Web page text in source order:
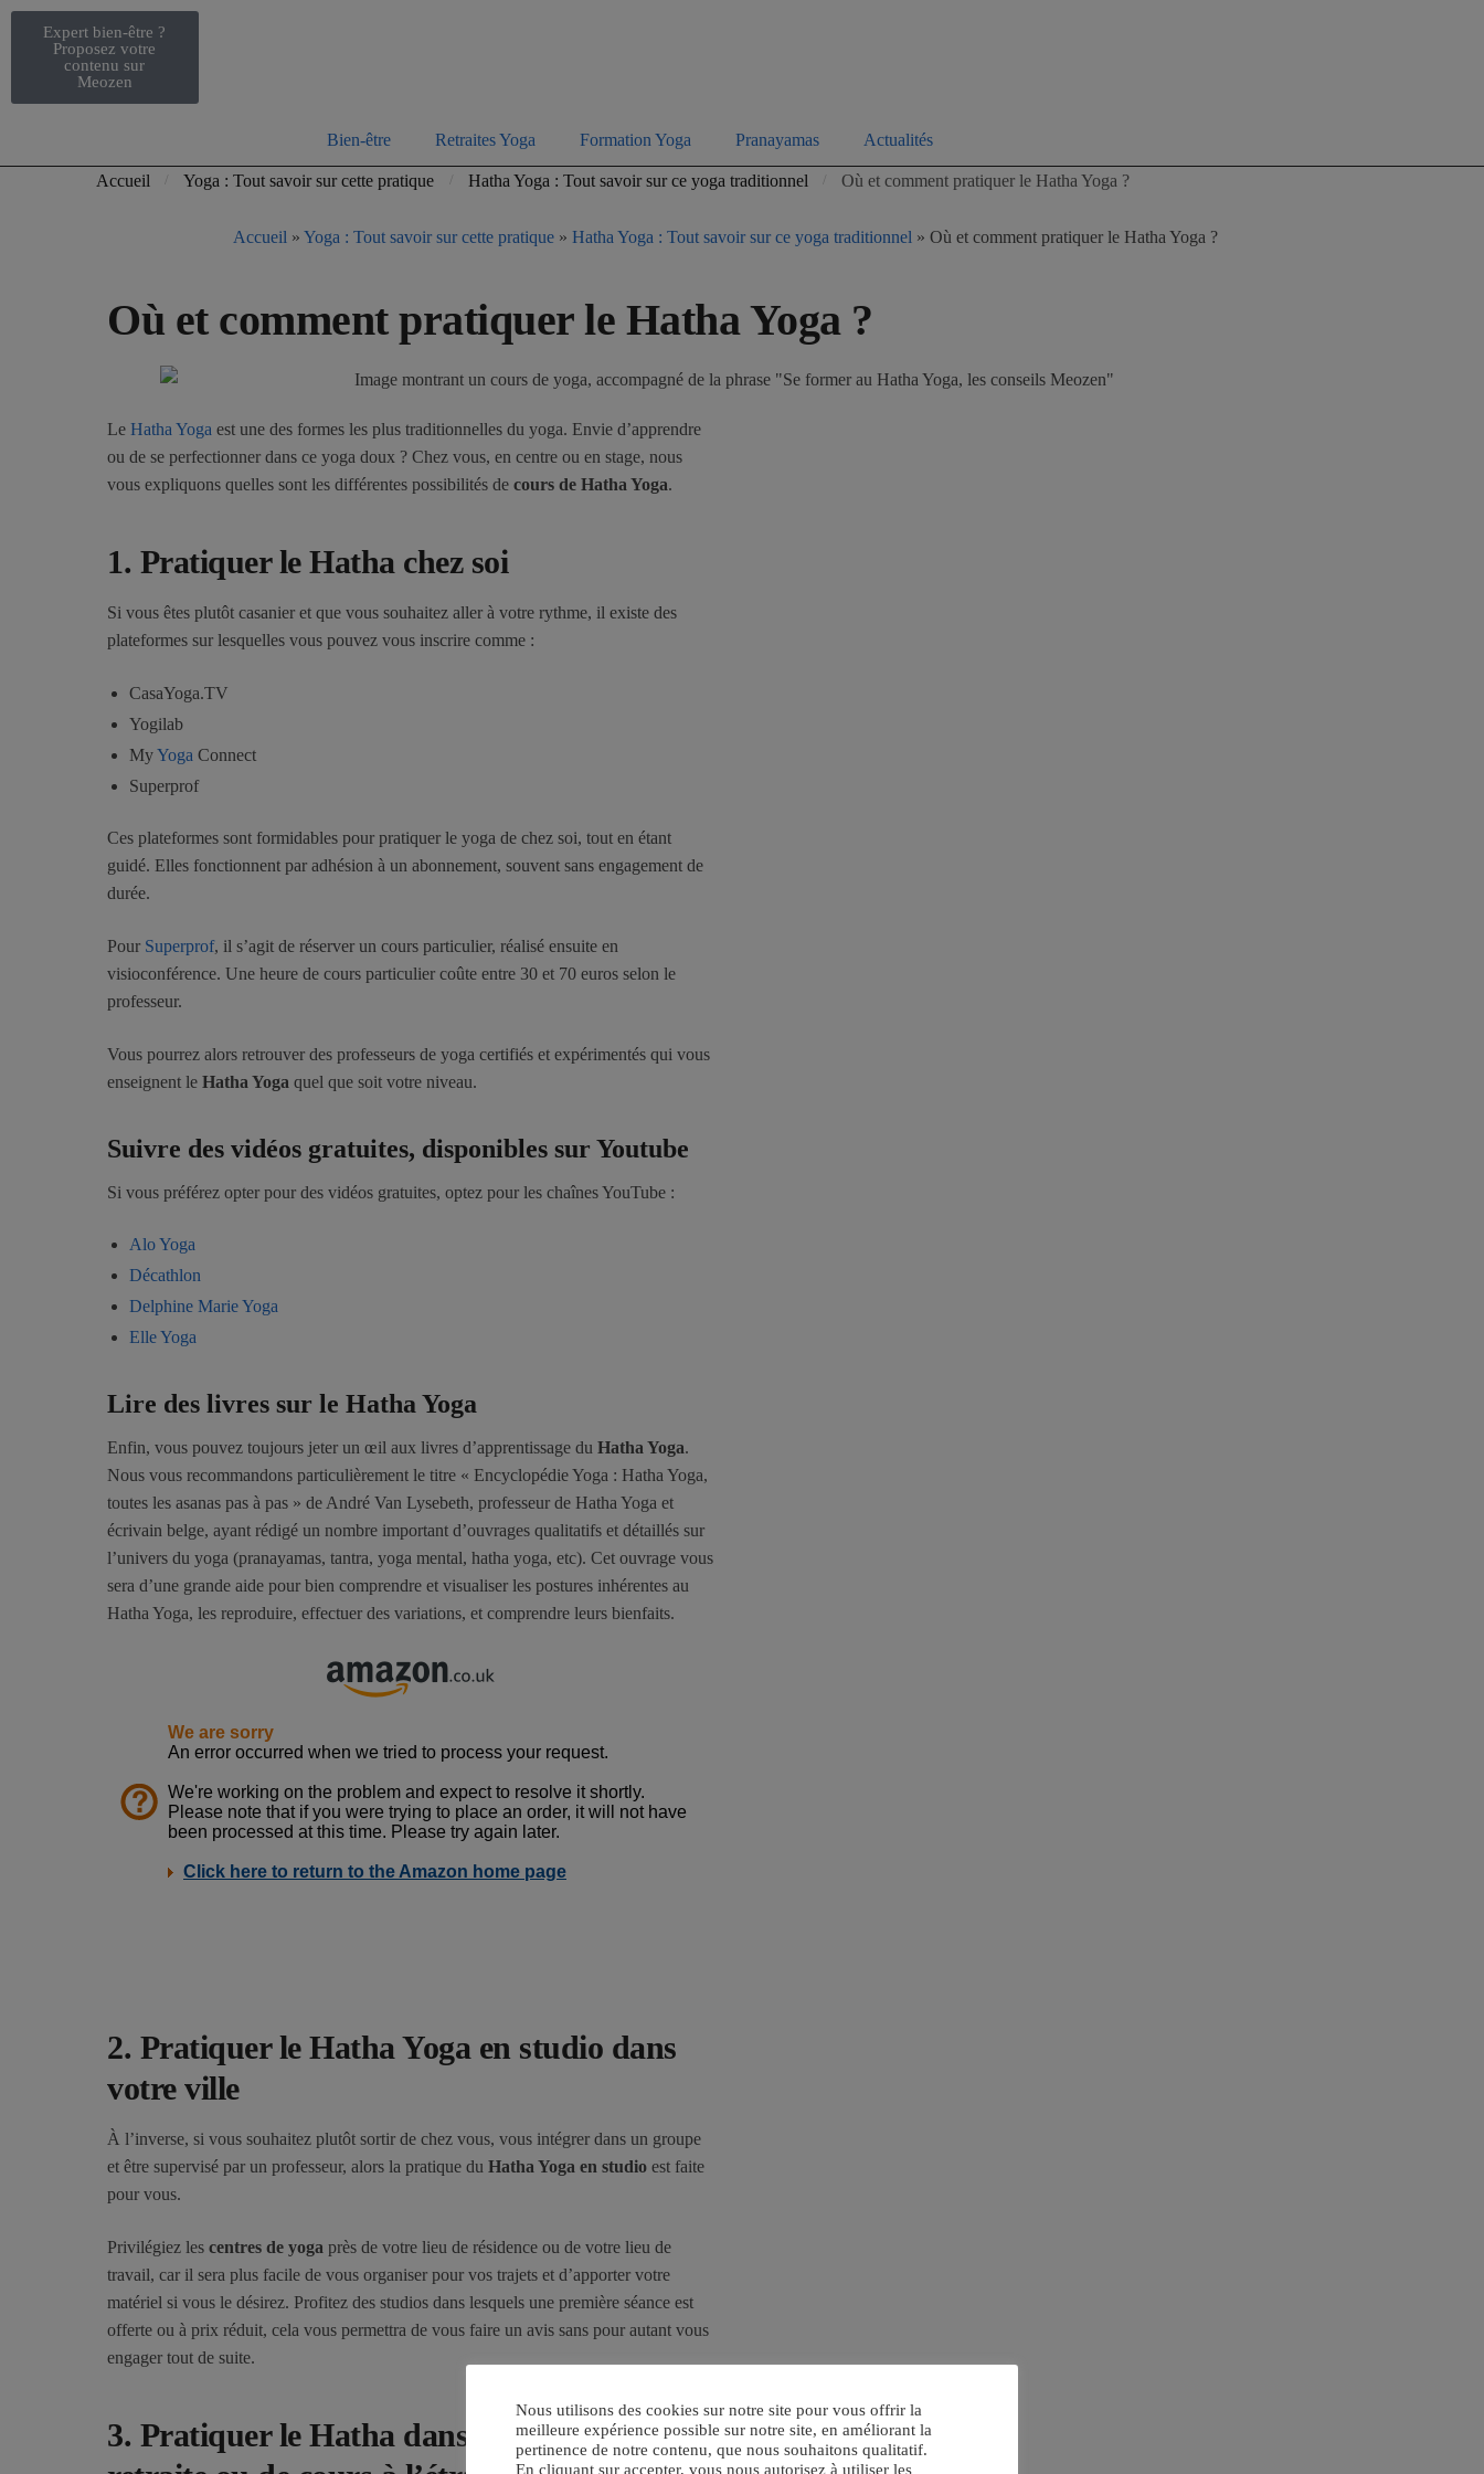
Expert bien-être ?
Proposez votre
contenu sur
Meozen
Bien-être Retraites Yoga Formation Yoga Pranayamas Actualités
Accueil Yoga : Tout savoir sur cette pratique Hatha Yoga : Tout savoir sur ce yoga traditionnel Où et comment pratiquer le Hatha Yoga ?
Accueil » Yoga : Tout savoir sur cette pratique » Hatha Yoga : Tout savoir sur ce yoga traditionnel » Où et comment pratiquer le Hatha Yoga ?
Où et comment pratiquer le Hatha Yoga ?
Le Hatha Yoga est une des formes les plus traditionnelles du yoga. Envie d’apprendre
ou de se perfectionner dans ce yoga doux ? Chez vous, en centre ou en stage, nous
vous expliquons quelles sont les différentes possibilités de cours de Hatha Yoga.
1. Pratiquer le Hatha chez soi
Si vous êtes plutôt casanier et que vous souhaitez aller à votre rythme, il existe des
plateformes sur lesquelles vous pouvez vous inscrire comme :
CasaYoga.TV
Yogilab
MyYoga Connect
Superprof
Ces plateformes sont formidables pour pratiquer le yoga de chez soi, tout en étant
guidé. Elles fonctionnent par adhésion à un abonnement, souvent sans engagement de
durée.
Pour Superprof, il s’agit de réserver un cours particulier, réalisé ensuite en
visioconférence. Une heure de cours particulier coûte entre 30 et 70 euros selon le
professeur.
Vous pourrez alors retrouver des professeurs de yoga certifiés et expérimentés qui vous
enseignent le Hatha Yoga quel que soit votre niveau.
Suivre des vidéos gratuites, disponibles sur Youtube
Si vous préférez opter pour des vidéos gratuites, optez pour les chaînes YouTube :
Alo Yoga
Décathlon
Delphine Marie Yoga
Elle Yoga
Lire des livres sur le Hatha Yoga
Enfin, vous pouvez toujours jeter un œil aux livres d’apprentissage du Hatha Yoga.
Nous vous recommandons particulièrement le titre « Encyclopédie Yoga : Hatha Yoga,
toutes les asanas pas à pas » de André Van Lysebeth, professeur de Hatha Yoga et
écrivain belge, ayant rédigé un nombre important d’ouvrages qualitatifs et détaillés sur
l’univers du yoga (pranayamas, tantra, yoga mental, hatha yoga, etc). Cet ouvrage vous
sera d’une grande aide pour bien comprendre et visualiser les postures inhérentes au
Hatha Yoga, les reproduire, effectuer des variations, et comprendre leurs bienfaits.
2. Pratiquer le Hatha Yoga en studio dans
votre ville
À l’inverse, si vous souhaitez plutôt sortir de chez vous, vous intégrer dans un groupe
et être supervisé par un professeur, alors la pratique du Hatha Yoga en studio est faite
pour vous.
Privilégiez les centres de yoga près de votre lieu de résidence ou de votre lieu de
travail, car il sera plus facile de vous organiser pour vos trajets et d’apporter votre
matériel si vous le désirez. Profitez des studios dans lesquels une première séance est
offerte ou à prix réduit, cela vous permettra de vous faire un avis sans pour autant vous
engager tout de suite.
3. Pratiquer le Hatha dans le cadre d’une
Nous utilisons des cookies sur notre site pour vous offrir la
meilleure expérience possible sur notre site, en améliorant la
pertinence de notre contenu, que nous souhaitons qualitatif.
En cliquant sur accepter, vous nous autorisez à utiliser les